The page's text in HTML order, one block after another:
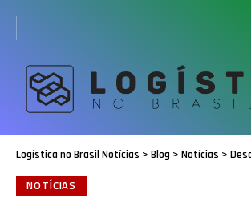
Logística no Brasil Notícias > Blog > Notícias > Desafios da
NOTÍCIAS